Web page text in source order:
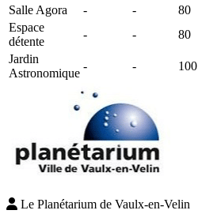
Salle Agora
- - 80
Espace
détente
- - 80
Jardin
Astronomique
- - 100
Le Planétarium de Vaulx-en-Velin